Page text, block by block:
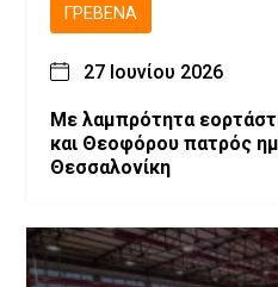
ΓΡΕΒΕΝΆ
27 Ιουνίου 2026
Με λαμπρότητα
και Θεοφόρου πατρός
Θεσσαλονίκη